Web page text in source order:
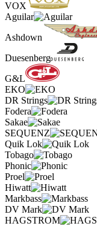
VOX
Aguilar
Ashdown
Duesenberg
G&L
EKO
DR Strings
Fodera
Sakae
SEQUENZ
Quik Lok
Tobago
Phonic
Proel
Hiwatt
Markbass
DV Mark
HAGSTROM